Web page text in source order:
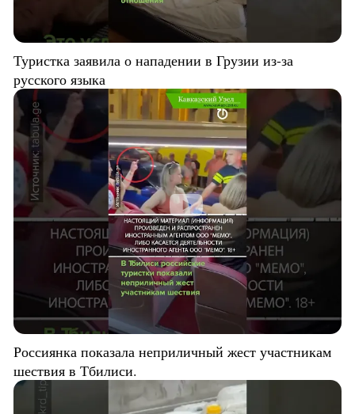
Туристка заявила о нападении в Грузии из-за
русского языка
Россиянка показала неприличный жест участникам
шествия в Тбилиси.